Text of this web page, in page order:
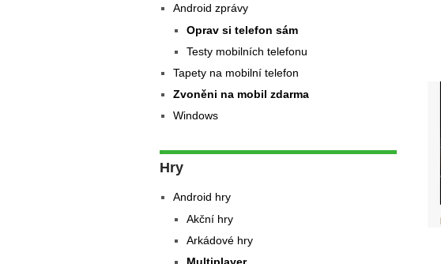
Android zprávy
Oprav si telefon sám
Testy mobilních telefonu
Tapety na mobilní telefon
Zvoněni na mobil zdarma
Windows
Hry
Android hry
Akční hry
Arkádové hry